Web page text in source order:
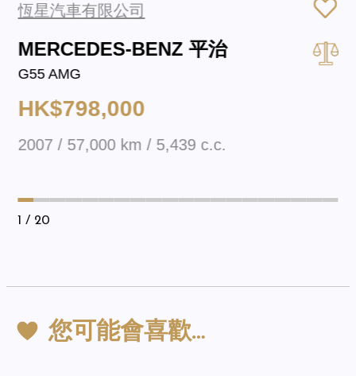
恆星汽車有限公司
MERCEDES-BENZ 平治
G55 AMG
HK$798,000
2007 / 57,000 km / 5,439 c.c.
1 / 20
您可能會喜歡…